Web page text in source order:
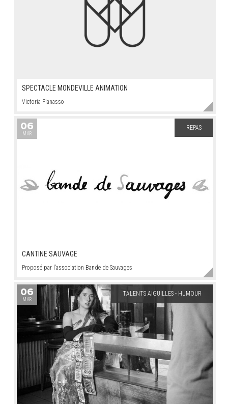
SPECTACLE MONDEVILLE ANIMATION
Victoria Pianasso
CANTINE SAUVAGE
Proposé par l’association Bande de Sauvages
06
MAR
REPAS
06
MAR
TALENTS AIGUILLES - HUMOUR